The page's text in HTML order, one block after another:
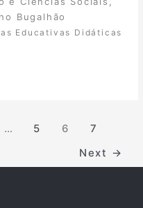
Bugalhão
Educativas Didáticas
… 5 6
7
Next
→